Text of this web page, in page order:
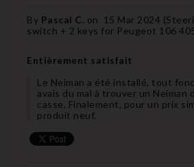
By Pascal C. on 15 Mar 2024 (
switch + 2 keys for Peugeot 106
Entièrement satisfait
Le Neiman a été installé, tout
avais du mal à trouver un Neiman
casse. Finalement, pour un prix
produit neuf.